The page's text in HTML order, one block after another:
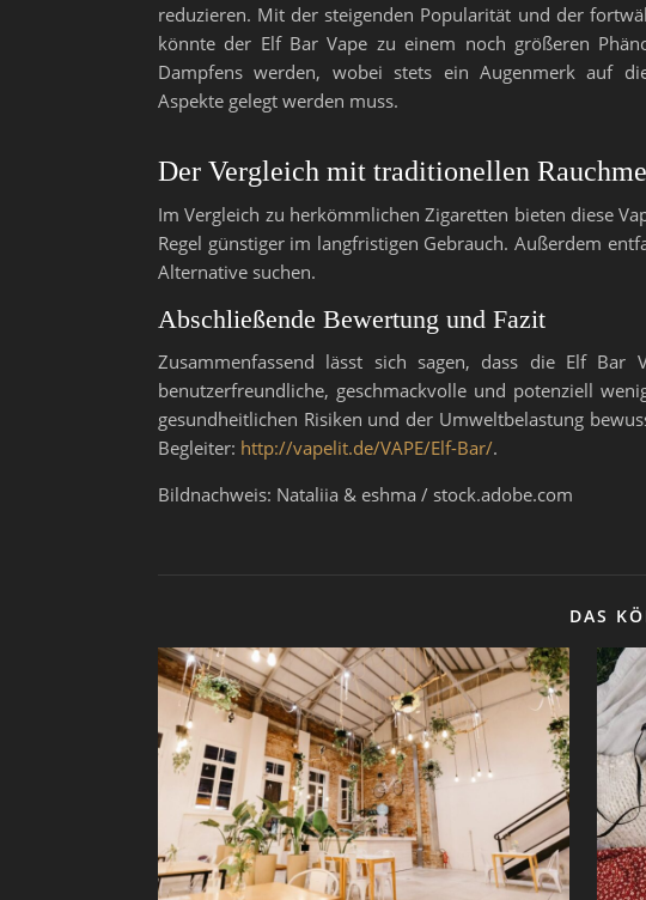
reduzieren. Mit der steigenden Popularität und der
könnte der Elf Bar Vape zu einem noch größeren
Dampfens werden, wobei stets ein Augenmerk auf
Aspekte gelegt werden muss.
Der Vergleich mit traditionellen
Im Vergleich zu herkömmlichen Zigaretten bieten diese
Regel günstiger im langfristigen Gebrauch. Außerdem
Alternative suchen.
Abschließende Bewertung und Fazit
Zusammenfassend lässt sich sagen, dass die Elf Bar
benutzerfreundliche, geschmackvolle und potenziell
gesundheitlichen Risiken und der Umweltbelastung
Begleiter: http://vapelit.de/VAPE/Elf-Bar/.
Bildnachweis: Nataliia & eshma / stock.adobe.com
DAS